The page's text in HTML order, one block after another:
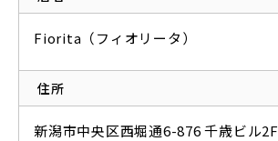
Fiorita（フィオリータ）
住所
新潟市中央区西堀通6-876 千歳ビル2F